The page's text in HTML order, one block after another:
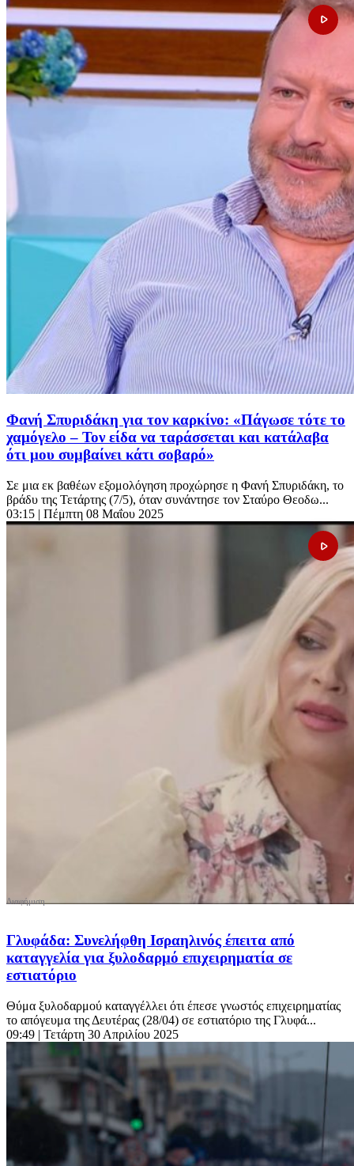
Φανή Σπυριδάκη για τον καρκίνο: «Πάγωσε τότε το
χαμόγελο – Τον είδα να ταράσσεται και κατάλαβα
ότι μου συμβαίνει κάτι σοβαρό»
Σε μια εκ βαθέων εξομολόγηση προχώρησε η Φανή Σπυριδάκη, το
βράδυ της Τετάρτης (7/5), όταν συνάντησε τον Σταύρο Θεοδω...
03:15 | Πέμπτη 08 Μαΐου 2025
Γλυφάδα: Συνελήφθη Ισραηλινός έπειτα από
καταγγελία για ξυλοδαρμό επιχειρηματία σε
εστιατόριο
Θύμα ξυλοδαρμού καταγγέλλει ότι έπεσε γνωστός επιχειρηματίας
το απόγευμα της Δευτέρας (28/04) σε εστιατόριο της Γλυφά...
09:49 | Τετάρτη 30 Απριλίου 2025